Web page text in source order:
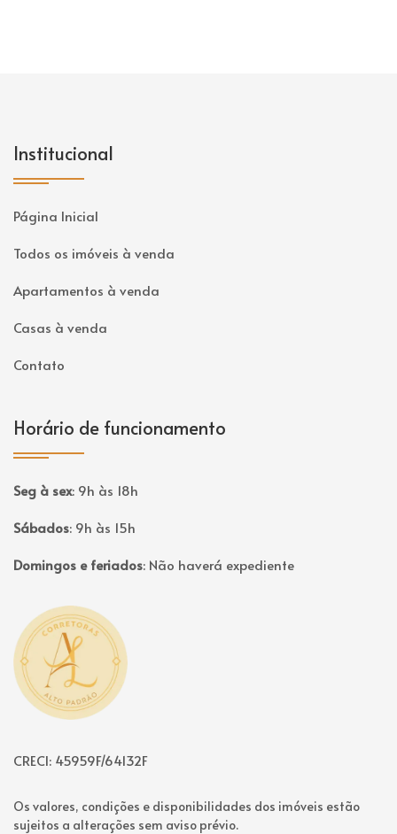
Institucional
Página Inicial
Todos os imóveis à venda
Apartamentos à venda
Casas à venda
Contato
Horário de funcionamento
Seg à sex: 9h às 18h
Sábados: 9h às 15h
Domingos e feriados: Não haverá expediente
Página inicial
CRECI: 45959F/64132F
Os valores, condições e disponibilidades dos imóveis estão
sujeitos a alterações sem aviso prévio.